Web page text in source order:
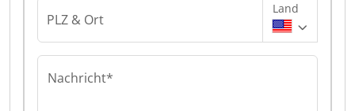
PLZ & Ort
Land
Nachricht*